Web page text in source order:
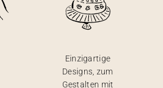
Einzigartige
Designs, zum
Gestalten mit